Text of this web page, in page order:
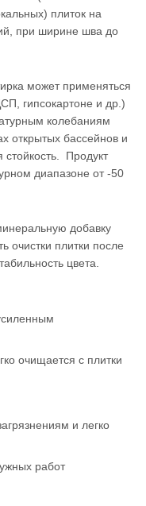
плиток на
при ширине шва до
может применяться
гипсокартоне и др.)
колебаниям
открытых бассейнов и
стойкость. Продукт
диапазоне от -50
добавку
очистки плитки после
цвета.
очищается с плитки
и легко
работ